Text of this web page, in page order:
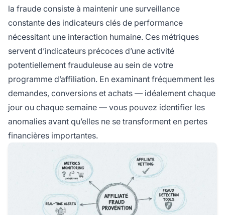
la fraude consiste à maintenir une surveillance
constante des indicateurs clés de performance
nécessitant une interaction humaine. Ces métriques
servent d’indicateurs précoces d’une activité
potentiellement frauduleuse au sein de votre
programme d’affiliation. En examinant fréquemment les
demandes, conversions et achats — idéalement chaque
jour ou chaque semaine — vous pouvez identifier les
anomalies avant qu’elles ne se transforment en pertes
financières importantes.